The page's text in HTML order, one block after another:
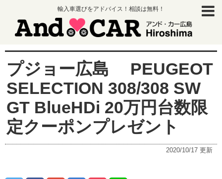
輸入車選びをアドバイス！相談は無料！
プジョー広島 PEUGEOT
SELECTION 308/308 SW
GT BlueHDi 20万円台数限
定クーポンプレゼント
2020/10/17 更新